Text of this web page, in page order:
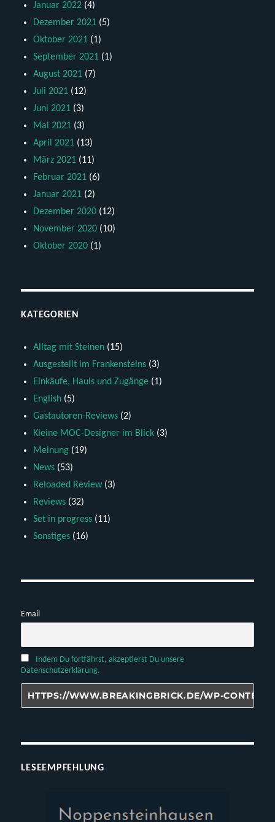
Januar 2022 (4)
Dezember 2021 (5)
Oktober 2021 (1)
September 2021 (1)
August 2021 (7)
Juli 2021 (12)
Juni 2021 (3)
Mai 2021 (3)
April 2021 (13)
März 2021 (11)
Februar 2021 (6)
Januar 2021 (2)
Dezember 2020 (12)
November 2020 (10)
Oktober 2020 (1)
KATEGORIEN
Alltag mit Steinen (15)
Ausgestellt im Frankensteins (3)
Einkäufe, Hauls und Zugänge (1)
English (5)
Gastautoren-Reviews (2)
Kleine MOC-Designer im Blick (3)
Meinung (19)
News (53)
Reloaded Review (3)
Reviews (32)
Set in progress (11)
Sonstiges (16)
Email
Indem Du fortfährst, akzeptierst Du unsere
Datenschutzerklärung.
LESEEMPFEHLUNG